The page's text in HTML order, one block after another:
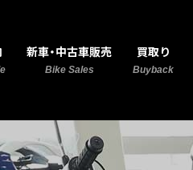
新車・中古車販売
Bike Sales
買取り
Buyback